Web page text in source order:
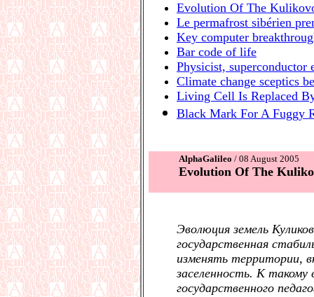
Evolution Of The
Le permafrost sibérien
Key computer
Bar code of life
Physicist,
Climate change sceptics
Living Cell Is Replaced
Black Mark For A Fuggy
AlphaGalileo / 08 August 2005
Evolution Of The
Эволюция земель
государственная
изменять территории,
заселенность. К такому
государственного